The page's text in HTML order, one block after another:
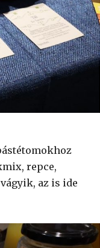
repce,
az is ide